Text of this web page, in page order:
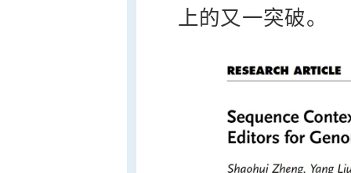
上的又一突破。